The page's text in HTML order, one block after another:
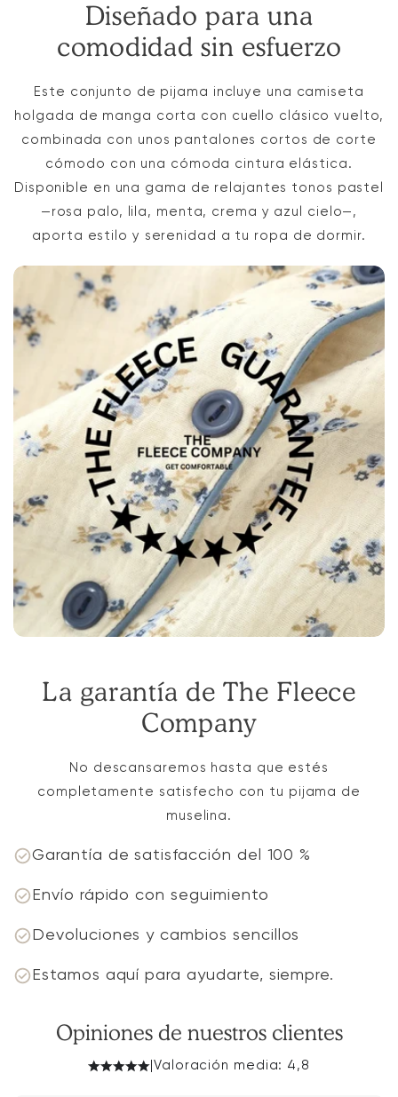
Diseñado para una
comodidad sin esfuerzo
Este conjunto de pijama incluye una camiseta
holgada de manga corta con cuello clásico vuelto,
combinada con unos pantalones cortos de corte
cómodo con una cómoda cintura elástica.
Disponible en una gama de relajantes tonos pastel
—rosa palo, lila, menta, crema y azul cielo—,
aporta estilo y serenidad a tu ropa de dormir.
La garantía de The Fleece
Company
No descansaremos hasta que estés
completamente satisfecho con tu pijama de
muselina.
Garantía de satisfacción del 100 %
Envío rápido con seguimiento
Devoluciones y cambios sencillos
Estamos aquí para ayudarte, siempre.
Opiniones de nuestros clientes
Valoración media: 4,8